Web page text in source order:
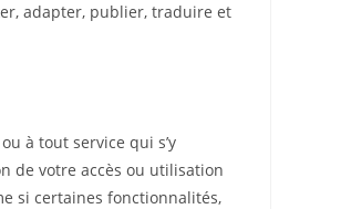
adapter, publier, traduire et
à tout service qui s’y
de votre accès ou utilisation
si certaines fonctionnalités,